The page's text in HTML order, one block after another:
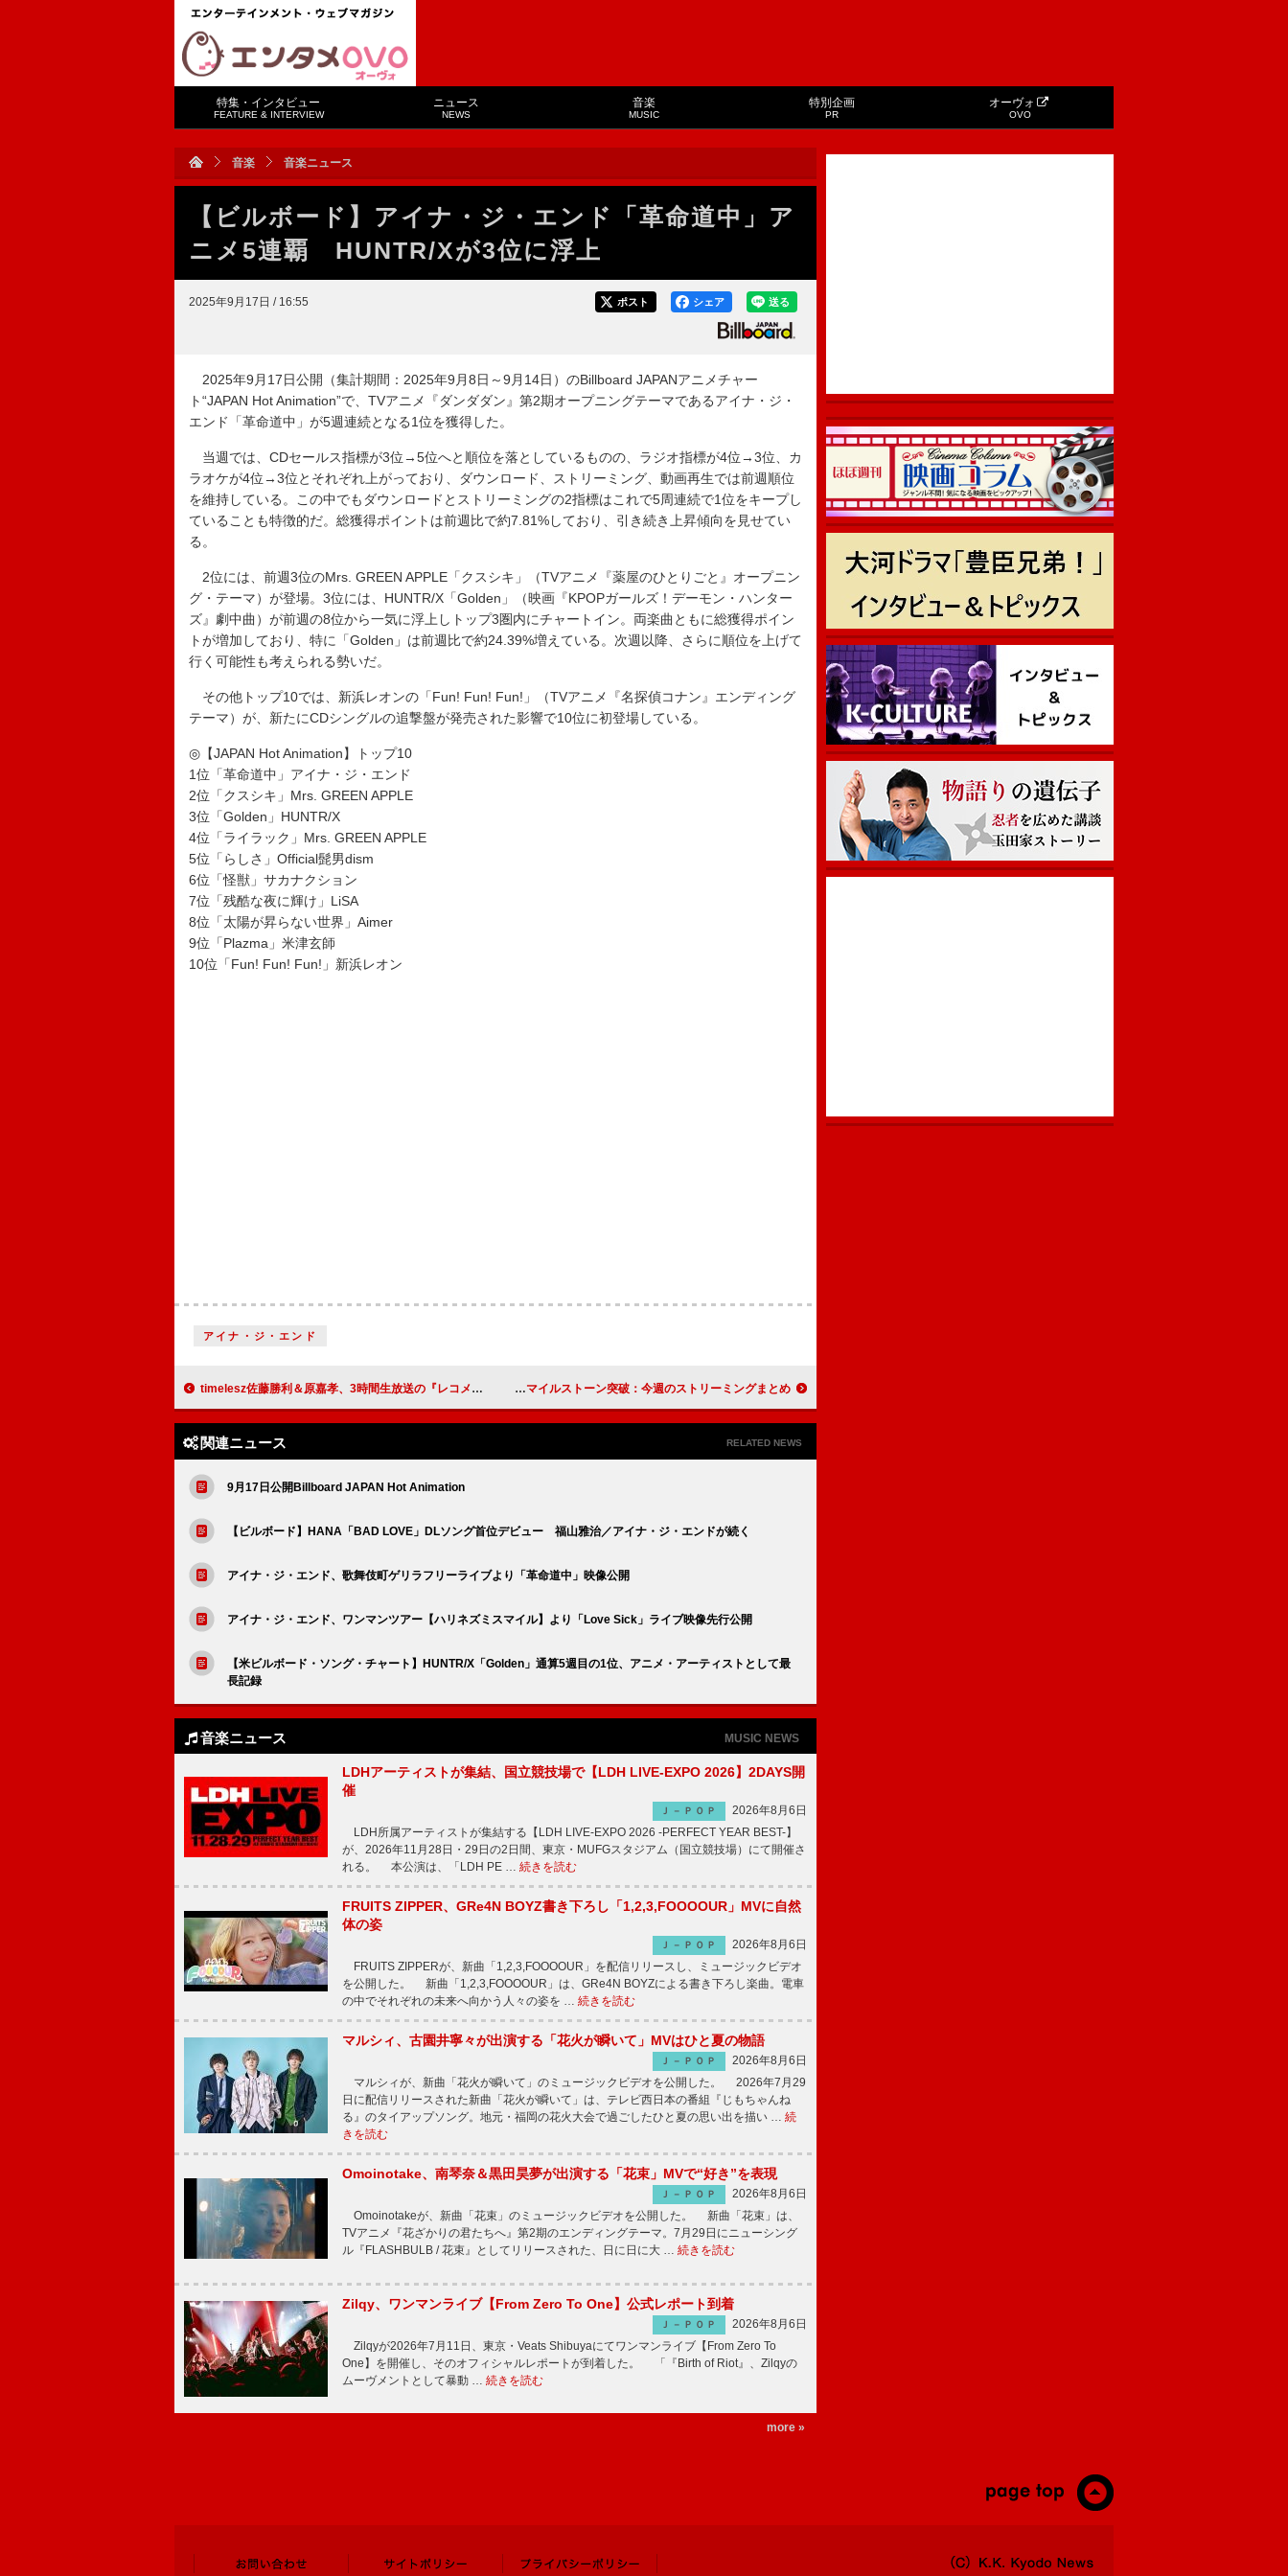
特集・インタビュー
FEATURE & INTERVIEW
ニュース
NEWS
音楽
MUSIC
特別企画
PR
オーヴォ
OVO
音楽 音楽ニュース
【ビルボード】アイナ・ジ・エンド「革命道中」ア
ニメ5連覇 HUNTR/Xが3位に浮上
2025年9月17日 / 16:55 送る
シェア
ポスト
2025年9月17日公開（集計期間：2025年9月8日～9月14日）のBillboard JAPANアニメチャー
ト“JAPAN Hot Animation”で、TVアニメ『ダンダダン』第2期オープニングテーマであるアイナ・ジ・
エンド「革命道中」が5週連続となる1位を獲得した。
当週では、CDセールス指標が3位→5位へと順位を落としているものの、ラジオ指標が4位→3位、カ
ラオケが4位→3位とそれぞれ上がっており、ダウンロード、ストリーミング、動画再生では前週順位
を維持している。この中でもダウンロードとストリーミングの2指標はこれで5周連続で1位をキープし
ていることも特徴的だ。総獲得ポイントは前週比で約7.81%しており、引き続き上昇傾向を見せてい
る。
2位には、前週3位のMrs. GREEN APPLE「クスシキ」（TVアニメ『薬屋のひとりごと』オープニン
グ・テーマ）が登場。3位には、HUNTR/X「Golden」（映画『KPOPガールズ！デーモン・ハンター
ズ』劇中曲）が前週の8位から一気に浮上しトップ3圏内にチャートイン。両楽曲ともに総獲得ポイン
トが増加しており、特に「Golden」は前週比で約24.39%増えている。次週以降、さらに順位を上げて
行く可能性も考えられる勢いだ。
その他トップ10では、新浜レオンの「Fun! Fun! Fun!」（TVアニメ『名探偵コナン』エンディング
テーマ）が、新たにCDシングルの追撃盤が発売された影響で10位に初登場している。
◎【JAPAN Hot Animation】トップ10
1位「革命道中」アイナ・ジ・エンド
2位「クスシキ」Mrs. GREEN APPLE
3位「Golden」HUNTR/X
4位「ライラック」Mrs. GREEN APPLE
5位「らしさ」Official髭男dism
6位「怪獣」サカナクション
7位「残酷な夜に輝け」LiSA
8位「太陽が昇らない世界」Aimer
9位「Plazma」米津玄師
10位「Fun! Fun! Fun!」新浜レオン
アイナ・ジ・エンド
timelesz佐藤勝利＆原嘉孝、3時間生放送の『レコメン！』火曜パーソナリティ就任 back number「花束」「HAPPY BIRTHDAY」／あいみょん「君はロックを聴かない」がマイルストーン突破：今週のストリーミングまとめ
関連ニュース RELATED NEWS
9月17日公開Billboard JAPAN Hot Animation
【ビルボード】HANA「BAD LOVE」DLソング首位デビュー 福山雅治／アイナ・ジ・エンドが続く
アイナ・ジ・エンド、歌舞伎町ゲリラフリーライブより「革命道中」映像公開
アイナ・ジ・エンド、ワンマンツアー【ハリネズミスマイル】より「Love Sick」ライブ映像先行公開
【米ビルボード・ソング・チャート】HUNTR/X「Golden」通算5週目の1位、アニメ・アーティストとして最
長記録
音楽ニュース MUSIC NEWS
LDHアーティストが集結、国立競技場で【LDH LIVE-EXPO 2026】2DAYS開
催
Ｊ－ＰＯＰ
2026年8月6日
LDH所属アーティストが集結する【LDH LIVE-EXPO 2026 -PERFECT YEAR BEST-】
が、2026年11月28日・29日の2日間、東京・MUFGスタジアム（国立競技場）にて開催さ
れる。 本公演は、「LDH PE … 続きを読む
FRUITS ZIPPER、GRe4N BOYZ書き下ろし「1,2,3,FOOOOUR」MVに自然
体の姿
Ｊ－ＰＯＰ
2026年8月6日
FRUITS ZIPPERが、新曲「1,2,3,FOOOOUR」を配信リリースし、ミュージックビデオ
を公開した。 新曲「1,2,3,FOOOOUR」は、GRe4N BOYZによる書き下ろし楽曲。電車
の中でそれぞれの未来へ向かう人々の姿を … 続きを読む
マルシィ、古園井寧々が出演する「花火が瞬いて」MVはひと夏の物語
Ｊ－ＰＯＰ
2026年8月6日
マルシィが、新曲「花火が瞬いて」のミュージックビデオを公開した。 2026年7月29
日に配信リリースされた新曲「花火が瞬いて」は、テレビ西日本の番組『じもちゃんね
る』のタイアップソング。地元・福岡の花火大会で過ごしたひと夏の思い出を描い … 続
きを読む
Omoinotake、南琴奈＆黒田昊夢が出演する「花束」MVで“好き”を表現
Ｊ－ＰＯＰ
2026年8月6日
Omoinotakeが、新曲「花束」のミュージックビデオを公開した。 新曲「花束」は、
TVアニメ『花ざかりの君たちへ』第2期のエンディングテーマ。7月29日にニューシング
ル『FLASHBULB / 花束』としてリリースされた、日に日に大 … 続きを読む
Zilqy、ワンマンライブ【From Zero To One】公式レポート到着
Ｊ－ＰＯＰ
2026年8月6日
Zilqyが2026年7月11日、東京・Veats Shibuyaにてワンマンライブ【From Zero To
One】を開催し、そのオフィシャルレポートが到着した。 「『Birth of Riot』、Zilqyの
ムーヴメントとして暴動 … 続きを読む
more »